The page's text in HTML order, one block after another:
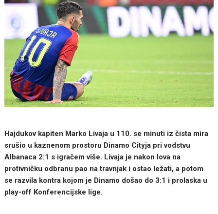
Hajdukov kapiten Marko Livaja u 110. se minuti iz čista mira
srušio u kaznenom prostoru Dinamo Cityja pri vodstvu
Albanaca 2:1 s igračem više. Livaja je nakon lova na
protivničku odbranu pao na travnjak i ostao ležati, a potom
se razvila kontra kojom je Dinamo došao do 3:1 i prolaska u
play-off Konferencijske lige.